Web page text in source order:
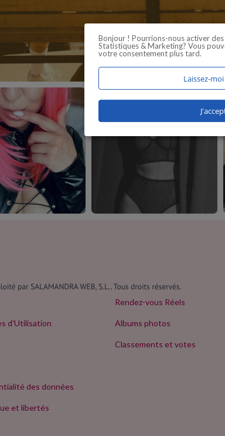
d'Utilisation
des données
et libertés
Rendez-vous Réels
Albums photos
Classements et votes
Bonjour ! Pourrions-nous activer
Statistiques & Marketing? Vous
votre consentement plus tard.
Laissez-